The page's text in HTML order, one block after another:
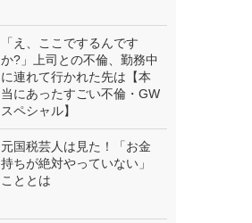
「え、ここでするんです
か?」上司との不倫、勤務中
に連れて行かれた先は【本
当にあったすごい不倫・GW
スペシャル】
元国税芸人は見た！「お金
持ちが絶対やっていない」
こととは